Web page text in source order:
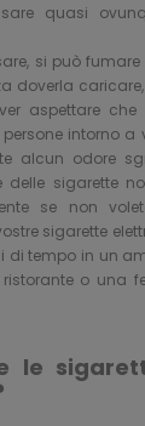
quasi
si può
doverla
aspettare
intorno a
alcun odore
sigarette
se non
sigarette
di tempo in un
o una
le